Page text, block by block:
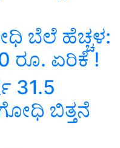
ಬೆಲೆ ಹೆಚ್ಚಳ:
ರೂ. ಏರಿಕೆ !
31.5
ಬಿತ್ತನೆ